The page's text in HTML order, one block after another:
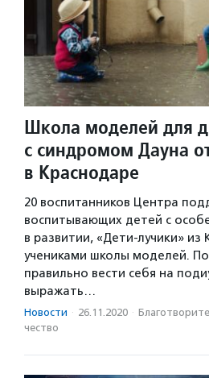
Школа моделей для
с синдромом Дауна
в Краснодаре
20 воспитанников Центра
воспитывающих детей с
в развитии, «Дети-лучики» из
учениками школы моделей.
правильно вести себя на
выражать…
Новости · 26.11.2020 ·
чест­во